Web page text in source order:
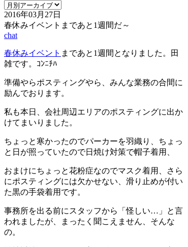
2016年03月27日
春休みイベントまであと1週間だ～
chat
春休みイベント まであと1週間となりました。田
雑です。ｺﾝﾆﾁﾊ
準備やらポスティングやら、みんな業務の合間に
励んでおります。
私も本日、会社周辺エリアのポスティングに出か
けてまいりました。
ちょっと寒かったのでパーカーを羽織り、ちょっ
と日が照っていたので日焼け対策で帽子着用、
おまけにちょっと花粉症なのでマスク着用、さら
にポスティングには欠かせない、滑り止めが付い
た黒の手袋着用です。
事務所を出る前にスタッフから「怪しい…」と言
われましたが、まったく聞こえません、そんな
の。